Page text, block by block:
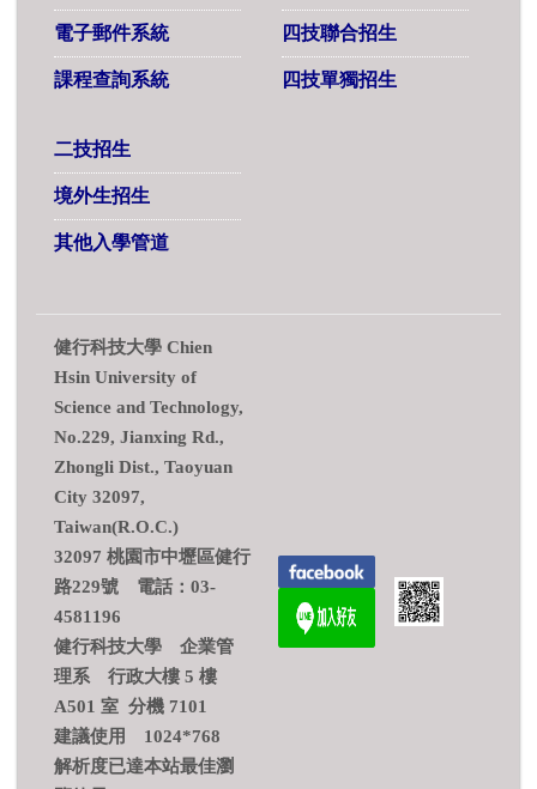
電子郵件系統
課程查詢系統
四技聯合招生
四技單獨招生
二技招生
境外生招生
其他入學管道
健行科技大學 Chien
Hsin University of
Science and Technology,
No.229, Jianxing Rd.,
Zhongli Dist., Taoyuan
City 32097,
Taiwan(R.O.C.)
32097 桃園市中壢區健行
路229號 電話：03-
4581196
健行科技大學 企業管
理系 行政大樓 5 樓
A501 室 分機 7101
建議使用 1024*768
解析度已達本站最佳瀏